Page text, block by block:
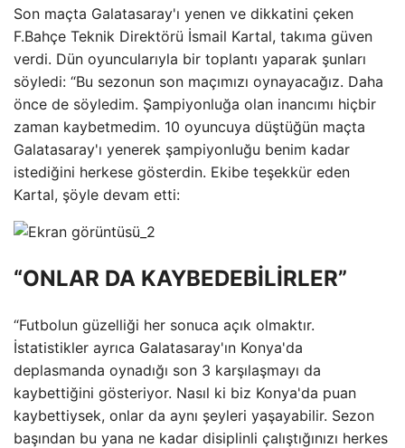
Son maçta Galatasaray'ı yenen ve dikkatini çeken
F.Bahçe Teknik Direktörü İsmail Kartal, takıma güven
verdi. Dün oyuncularıyla bir toplantı yaparak şunları
söyledi: “Bu sezonun son maçımızı oynayacağız. Daha
önce de söyledim. Şampiyonluğa olan inancımı hiçbir
zaman kaybetmedim. 10 oyuncuya düştüğün maçta
Galatasaray'ı yenerek şampiyonluğu benim kadar
istediğini herkese gösterdin. Ekibe teşekkür eden
Kartal, şöyle devam etti:
“ONLAR DA KAYBEDEBİLİRLER”
“Futbolun güzelliği her sonuca açık olmaktır.
İstatistikler ayrıca Galatasaray'ın Konya'da
deplasmanda oynadığı son 3 karşılaşmayı da
kaybettiğini gösteriyor. Nasıl ki biz Konya'da puan
kaybettiysek, onlar da aynı şeyleri yaşayabilir. Sezon
başından bu yana ne kadar disiplinli çalıştığınızı herkes